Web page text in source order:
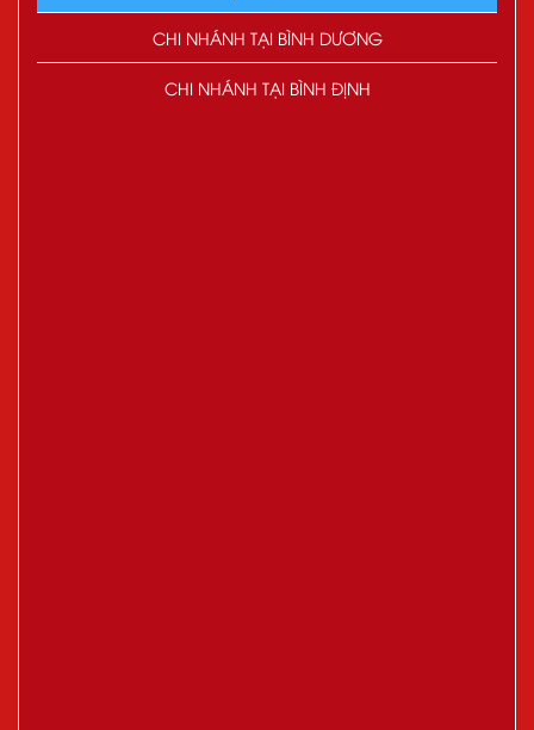
CHI NHÁNH TẠI BÌNH DƯƠNG
CHI NHÁNH TẠI BÌNH ĐỊNH